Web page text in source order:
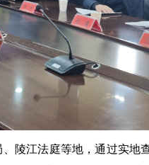
陵江法庭等地，通过实地